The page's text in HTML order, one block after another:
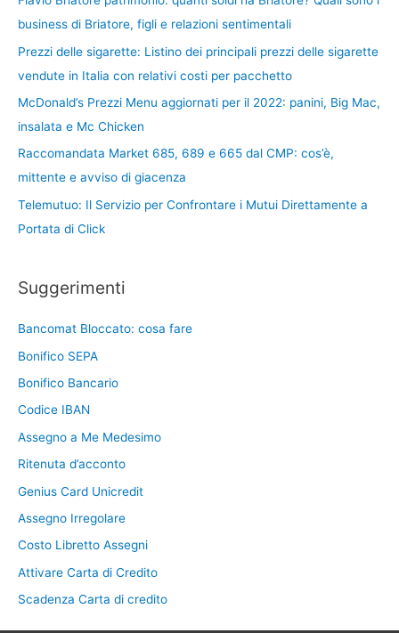
business di Briatore, figli e relazioni sentimentali
Prezzi delle sigarette: Listino dei principali prezzi delle sigarette
vendute in Italia con relativi costi per pacchetto
McDonald’s Prezzi Menu aggiornati per il 2022: panini, Big Mac,
insalata e Mc Chicken
Raccomandata Market 685, 689 e 665 dal CMP: cos’è,
mittente e avviso di giacenza
Telemutuo: Il Servizio per Confrontare i Mutui Direttamente a
Portata di Click
Suggerimenti
Bancomat Bloccato: cosa fare
Bonifico SEPA
Bonifico Bancario
Codice IBAN
Assegno a Me Medesimo
Ritenuta d’acconto
Genius Card Unicredit
Assegno Irregolare
Costo Libretto Assegni
Attivare Carta di Credito
Scadenza Carta di credito